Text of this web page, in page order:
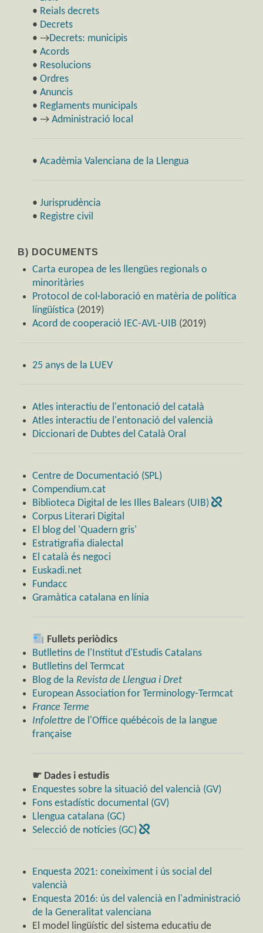
• Reials decrets
• Decrets
• →Decrets: municipis
• Acords
• Resolucions
• Ordres
• Anuncis
• Reglaments municipals
• → Administració local
• Acadèmia Valenciana de la Llengua
• Jurisprudència
• Registre civil
B) DOCUMENTS
Carta europea de les llengües regionals o
minoritàries
Protocol de col·laboració en matèria de política
língüística (2019)
Acord de cooperació IEC-AVL-UIB (2019)
25 anys de la LUEV
Atles interactiu de l'entonació del català
Atles interactiu de l'entonació del valencià
Diccionari de Dubtes del Català Oral
Centre de Documentació (SPL)
Compendium.cat
Biblioteca Digital de les Illes Balears (UIB)
Corpus Literari Digital
El blog del 'Quadern gris'
Estratigrafia dialectal
El català és negoci
Euskadi.net
Fundacc
Gramàtica catalana en línia
Fullets periòdics
Butlletins de l'Institut d'Estudis Catalans
Butlletins del Termcat
Blog de la Revista de Llengua i Dret
European Association for Terminology-Termcat
France Terme
Infolettre de l'Office québécois de la langue
française
☛ Dades i estudis
Enquestes sobre la situació del valencià (GV)
Fons estadístic documental (GV)
Llengua catalana (GC)
Selecció de notícies (GC)
Enquesta 2021: coneiximent i ús social del
valencià
Enquesta 2016: ús del valencià en l'administració
de la Generalitat valenciana
El model lingüístic del sistema educatiu de